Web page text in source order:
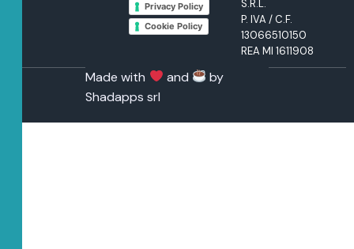
Privacy Policy
Cookie Policy
S.R.L.
P. IVA / C.F.
13066510150
REA MI 1611908
Made with and
by
Shadapps srl